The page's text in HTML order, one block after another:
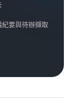
要與待辦擷取